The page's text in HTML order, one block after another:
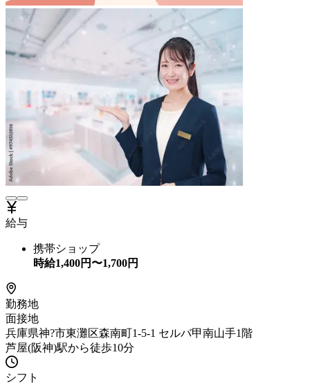
給与
携帯ショップ
時給1,400円〜1,700円
勤務地
面接地
兵庫県神?市東灘区森南町1-5-1 セルバ甲南山手1階
芦屋(阪神)駅から徒歩10分
シフト